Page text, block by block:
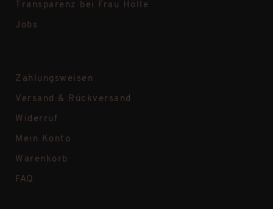
Transparenz bei Frau Hölle
Jobs
Zahlungsweisen
Versand & Rückversand
Widerruf
Mein Konto
Warenkorb
FAQ